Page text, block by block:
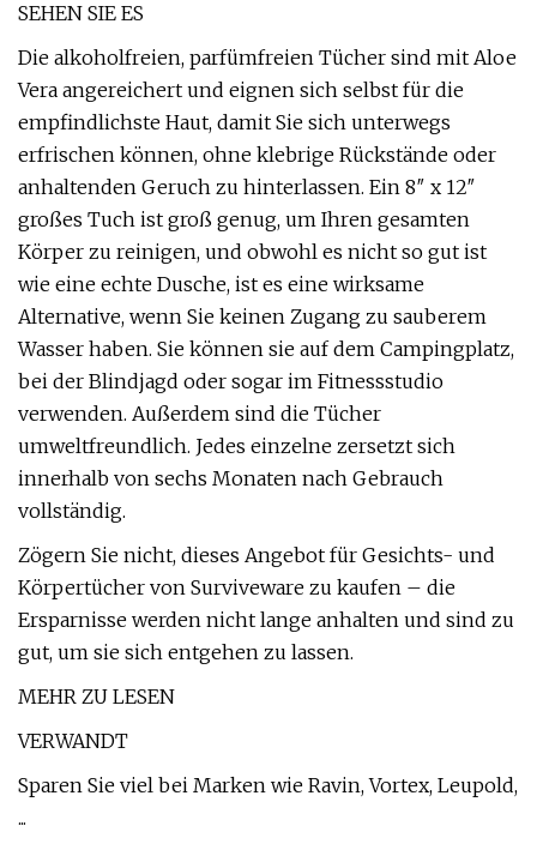
SEHEN SIE ES
Die alkoholfreien, parfümfreien Tücher sind mit Aloe
Vera angereichert und eignen sich selbst für die
empfindlichste Haut, damit Sie sich unterwegs
erfrischen können, ohne klebrige Rückstände oder
anhaltenden Geruch zu hinterlassen. Ein 8″ x 12″
großes Tuch ist groß genug, um Ihren gesamten
Körper zu reinigen, und obwohl es nicht so gut ist
wie eine echte Dusche, ist es eine wirksame
Alternative, wenn Sie keinen Zugang zu sauberem
Wasser haben. Sie können sie auf dem Campingplatz,
bei der Blindjagd oder sogar im Fitnessstudio
verwenden. Außerdem sind die Tücher
umweltfreundlich. Jedes einzelne zersetzt sich
innerhalb von sechs Monaten nach Gebrauch
vollständig.
Zögern Sie nicht, dieses Angebot für Gesichts- und
Körpertücher von Surviveware zu kaufen – die
Ersparnisse werden nicht lange anhalten und sind zu
gut, um sie sich entgehen zu lassen.
MEHR ZU LESEN
VERWANDT
Sparen Sie viel bei Marken wie Ravin, Vortex, Leupold,
...